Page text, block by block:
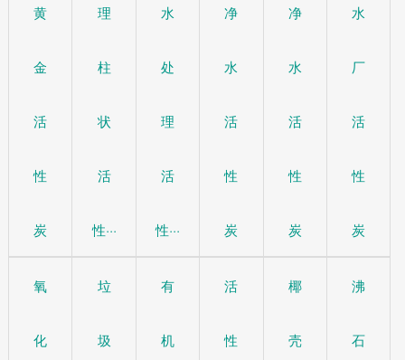
黄
金
活
性
炭
理
柱
状
活
性···
水
处
理
活
性···
净
水
活
性
炭
净
水
活
性
炭
水
厂
活
性
炭
氧
化
垃
圾
有
机
活
性
椰
壳
沸
石